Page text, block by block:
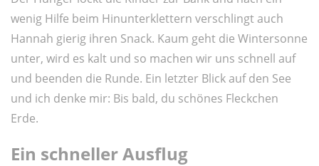
wenig Hilfe beim Hinunterklettern verschlingt auch
Hannah gierig ihren Snack. Kaum geht die Wintersonne
unter, wird es kalt und so machen wir uns schnell auf
und beenden die Runde. Ein letzter Blick auf den See
und ich denke mir: Bis bald, du schönes Fleckchen
Erde.
Ein schneller Ausflug